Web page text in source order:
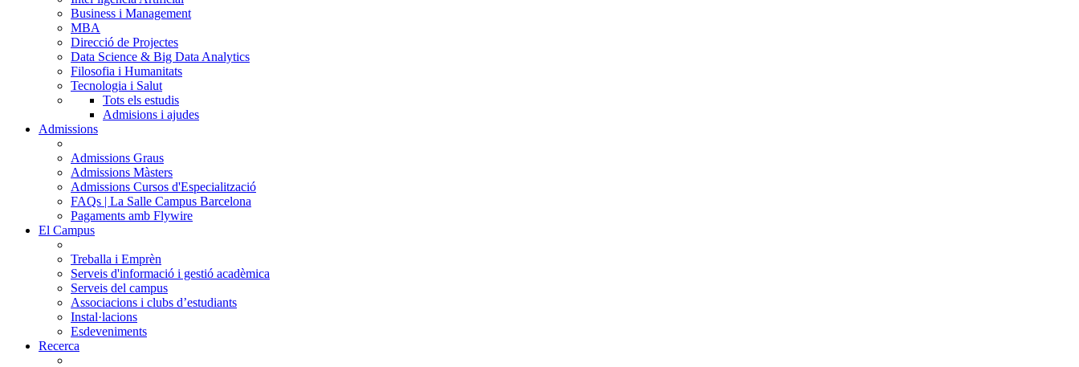
Business i Management
MBA
Direcció de Projectes
Data Science & Big Data Analytics
Filosofia i Humanitats
Tecnologia i Salut
Tots els estudis
Admisions i ajudes
Admissions
Admissions Graus
Admissions Màsters
Admissions Cursos d'Especialització
FAQs | La Salle Campus Barcelona
Pagaments amb Flywire
El Campus
Treballa i Emprèn
Serveis d'informació i gestió acadèmica
Serveis del campus
Associacions i clubs d’estudiants
Instal·lacions
Esdeveniments
Recerca